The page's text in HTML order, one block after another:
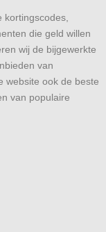
die geld willen
wij de bijgewerkte
van
website ook de beste
van populaire